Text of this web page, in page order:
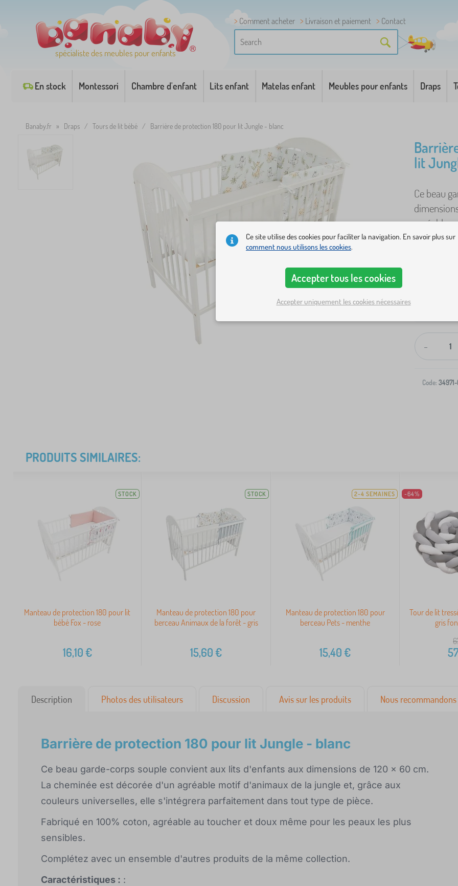
spécialiste des meubles pour enfants
Comment acheter Livraison et paiement
Contact
En stock Montessori Chambre d'enfant Lits enfant Matelas enfant Meubles pour enfants Draps
Banaby.fr » Draps / Tours de lit bébé / Barrière de protection 180 pour lit Jungle - blanc
lit
Ce beau
agréable
Livraison à
-
Code:
PRODUITS SIMILAIRES:
STOCK
Manteau de protection 180 pour lit
bébé Fox - rose
16,10€
STOCK
Manteau de protection 180 pour
berceau Animaux de la forêt - gris
15,60€
2-4 SEMAINES
Manteau de protection 180 pour
berceau Pets - menthe
15,40€
-64%
Tour de lit
gris
Description Photos des utilisateurs Discussion Avis sur les produits Nous
Barrière de protection 180 pour lit Jungle - blanc
Ce beau garde-corps souple convient aux lits d'enfants aux dimensions de 120 x 60 cm.
La cheminée est décorée d'un agréable motif d'animaux de la jungle et, grâce aux
couleurs universelles, elle s'intégrera parfaitement dans tout type de pièce.
Fabriqué en 100% coton, agréable au toucher et doux même pour les peaux les plus
sensibles.
Complétez avec un ensemble d'autres produits de la même collection.
Caractéristiques : :
Ce site utilise des cookies pour faciliter la navigation. En savoir plus sur
comment nous utilisons les cookies.
Accepter tous les cookies
Accepter uniquement les cookies nécessaires